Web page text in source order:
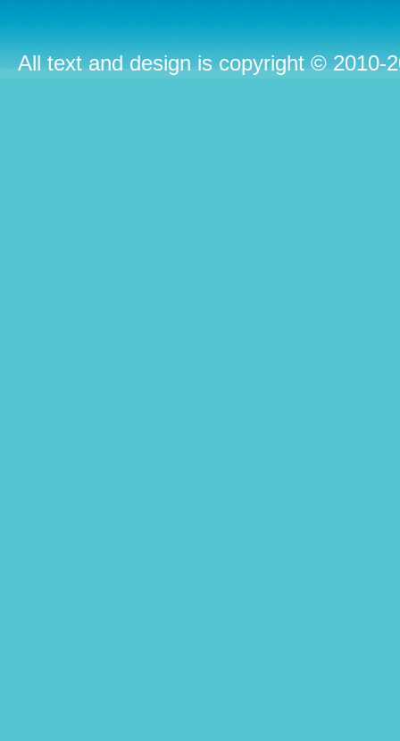
All text and design is copyright © 2010-